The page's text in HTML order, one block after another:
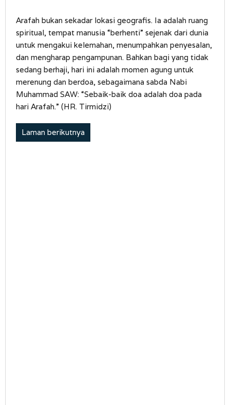
Arafah bukan sekadar lokasi geografis. Ia adalah ruang
spiritual, tempat manusia “berhenti” sejenak dari dunia
untuk mengakui kelemahan, menumpahkan penyesalan,
dan mengharap pengampunan. Bahkan bagi yang tidak
sedang berhaji, hari ini adalah momen agung untuk
merenung dan berdoa, sebagaimana sabda Nabi
Muhammad SAW: “Sebaik-baik doa adalah doa pada
hari Arafah.” (HR. Tirmidzi)
Laman berikutnya